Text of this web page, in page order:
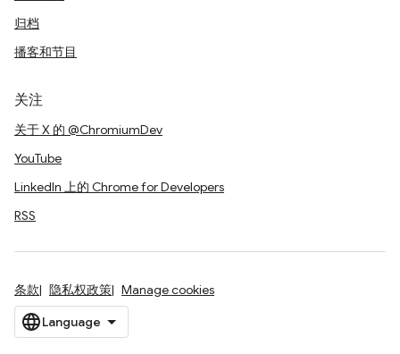
归档
播客和节目
关注
关于 X 的 @ChromiumDev
YouTube
LinkedIn 上的 Chrome for Developers
RSS
条款 隐私权政策 Manage cookies